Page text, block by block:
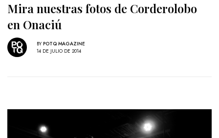
Mira nuestras fotos de Corderolobo
en Onaciú
BY POTQ MAGAZINE
14 DE JULIO DE 2014